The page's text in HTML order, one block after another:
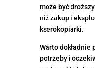
może być
niż zakup i
kserokopiarki.
Warto dokładnie
potrzeby i